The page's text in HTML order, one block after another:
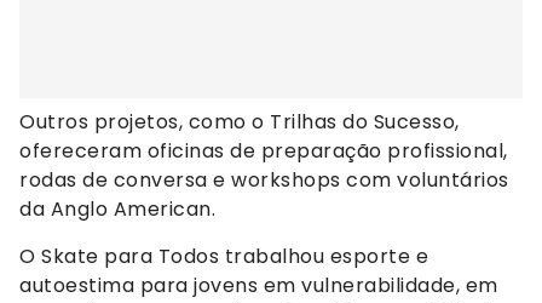
Outros projetos, como o Trilhas do Sucesso,
ofereceram oficinas de preparação profissional,
rodas de conversa e workshops com voluntários
da Anglo American.
O Skate para Todos trabalhou esporte e
autoestima para jovens em vulnerabilidade, em